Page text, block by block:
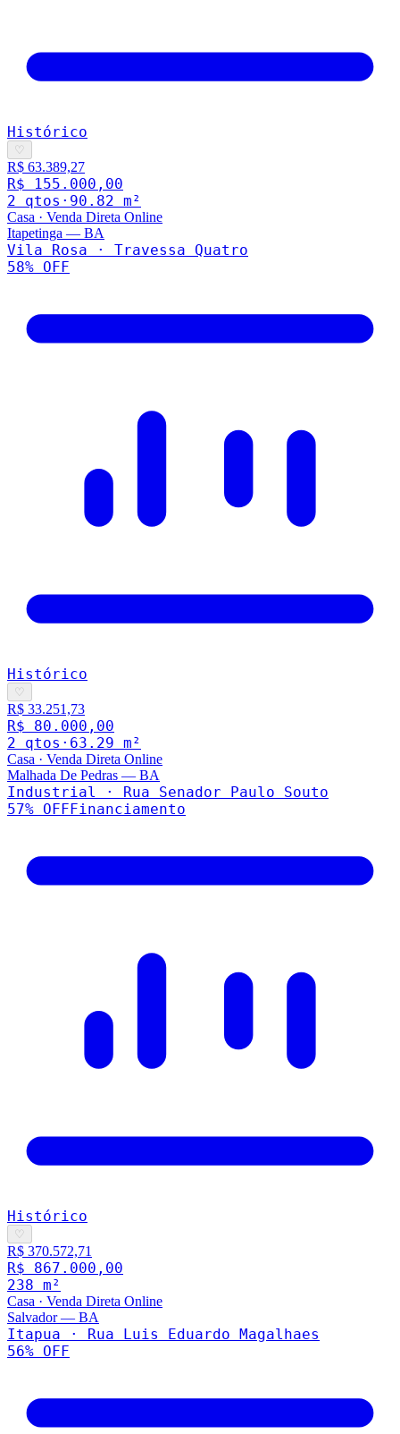
Histórico
♡
R$ 63.389,27
R$ 155.000,00
2 qtos · 90.82 m²
Casa · Venda Direta Online
Itapetinga — BA
Vila Rosa · Travessa Quatro
58% OFF
Histórico
♡
R$ 33.251,73
R$ 80.000,00
2 qtos · 63.29 m²
Casa · Venda Direta Online
Malhada De Pedras — BA
Industrial · Rua Senador Paulo Souto
57% OFFFinanciamento
Histórico
♡
R$ 370.572,71
R$ 867.000,00
238 m²
Casa · Venda Direta Online
Salvador— BA
Itapua · Rua Luis Eduardo Magalhaes
56% OFF